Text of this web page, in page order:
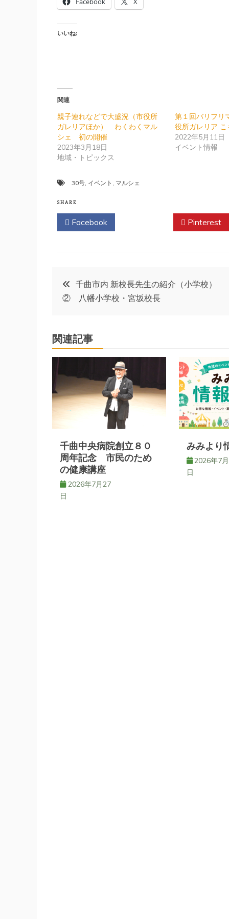
いいね:
関連
親子連れなどで大盛況（市役所
ガレリアほか） わくわくマル
シェ 初の開催
2023年3月18日
地域・トピックス
第１回バリフリ
役所ガレリア
2022年5月11日
イベント情報
30号, イベント , マルシェ
SHARE
Facebook Pinterest
投
稿
ナ
ビ
ゲ
ー
シ
ョ
ン
千曲市内 新校長先生の紹介（小学校）
② 八幡小学校・宮坂校長
関連記事
千曲中央病院創立８０
周年記念 市民のため
の健康講座
2026年7月27
日
みみより
2026年7
日